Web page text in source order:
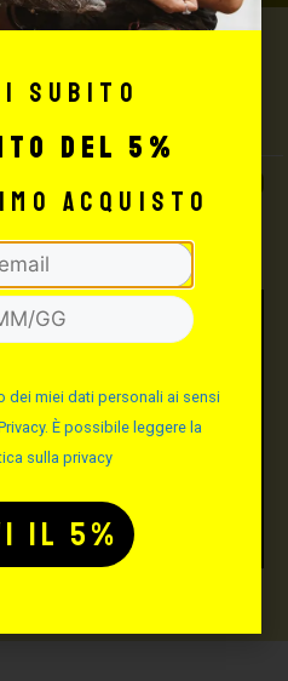
Signorello
Supply
PER IL TUO
STUDIO
subito
del 5%
acquisto
dei miei dati personali ai sensi
È possibile leggere la
sulla privacy